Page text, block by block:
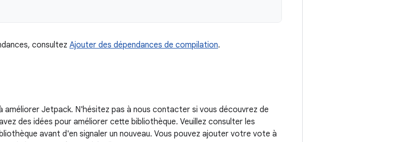
consultez Ajouter des dépendances de compilation.
améliorer Jetpack. N'hésitez pas à nous contacter si vous découvrez de
des idées pour améliorer cette bibliothèque. Veuillez consulter les
avant d'en signaler un nouveau. Vous pouvez ajouter votre vote à